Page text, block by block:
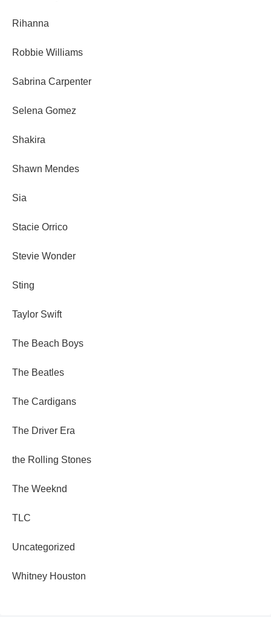
Rihanna
Robbie Williams
Sabrina Carpenter
Selena Gomez
Shakira
Shawn Mendes
Sia
Stacie Orrico
Stevie Wonder
Sting
Taylor Swift
The Beach Boys
The Beatles
The Cardigans
The Driver Era
the Rolling Stones
The Weeknd
TLC
Uncategorized
Whitney Houston